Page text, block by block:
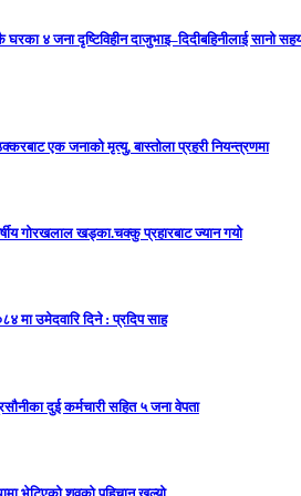
४ जना दृष्टिविहीन दाजुभाइ–दिदीबहिनीलाई सानो
एक जनाको मृत्यु, बास्तोला प्रहरी नियन्त्रणमा
गोरखलाल खड्का.चक्कु प्रहारबाट ज्यान गयो
मा उमेदवारि दिने : प्रदिप साह
दुई कर्मचारी सहित ५ जना वेपता